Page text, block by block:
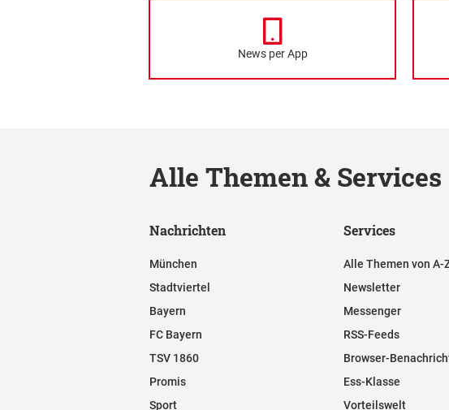
News per App
Alle Themen & Services
Nachrichten
München
Stadtviertel
Bayern
FC Bayern
TSV 1860
Promis
Sport
Services
Alle Themen von A-
Newsletter
Messenger
RSS-Feeds
Browser-
Ess-Klasse
Vorteilswelt